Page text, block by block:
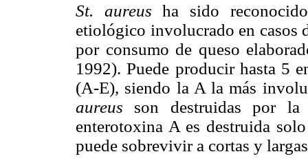
St. aureusha sido
etiológico involucrado en casos
por consumo de queso
1992). Puede producir hasta 5
(A-E), siendo la A la más
aureus son destruidas por
enterotoxina A es destruida
puede sobrevivir a cortas y